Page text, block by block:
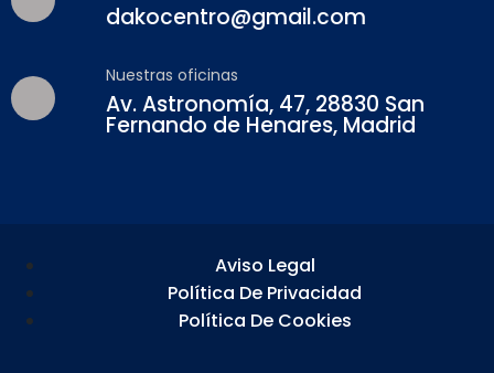
dakocentro@gmail.com
Nuestras oficinas
Av. Astronomía, 47, 28830 San
Fernando de Henares, Madrid
Aviso Legal
Política De Privacidad
Política De Cookies